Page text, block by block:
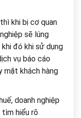
khi bị cơ quan
sẽ lúng
đó khi sử dụng
vụ báo cáo
mặt khách hàng
doanh nghiệp
tìm hiểu rõ